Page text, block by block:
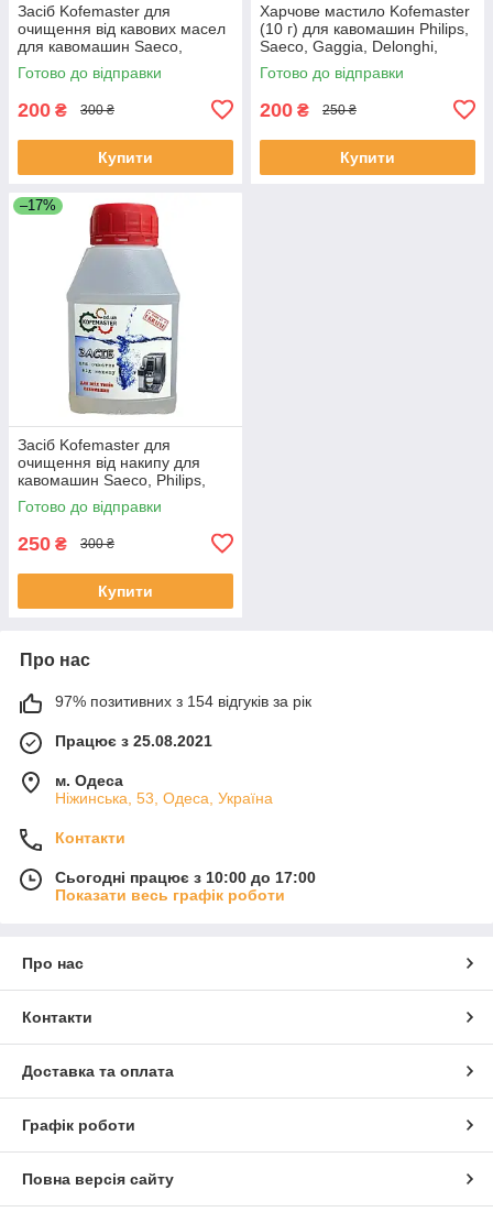
Засіб Kofemaster для
очищення від кавових масел
для кавомашин Saeco,
Phillps, Delonghi, Jura,
Nivona, 7 грамів
Готово до відправки
200 ₴ 300 ₴
Купити
Харчове мастило Kofemaster
(10 г) для кавомашин Philips,
Saeco, Gaggia, Delonghi,
Nivona, Melitta, Bosch
Готово до відправки
200 ₴ 250 ₴
Купити
–17%
Засіб Kofemaster для
очищення від накипу для
кавомашин Saeco, Philips,
Delonghi, Jura, Nivona,
Gaggia,250 мл.
Готово до відправки
250 ₴ 300 ₴
Купити
Про нас
97% позитивних з 154 відгуків за рік
Працює з 25.08.2021
м. Одеса
Ніжинська, 53, Одеса, Україна
Контакти
Сьогодні працює з 10:00 до 17:00
Показати весь графік роботи
Про нас
Контакти
Доставка та оплата
Графік роботи
Повна версія сайту